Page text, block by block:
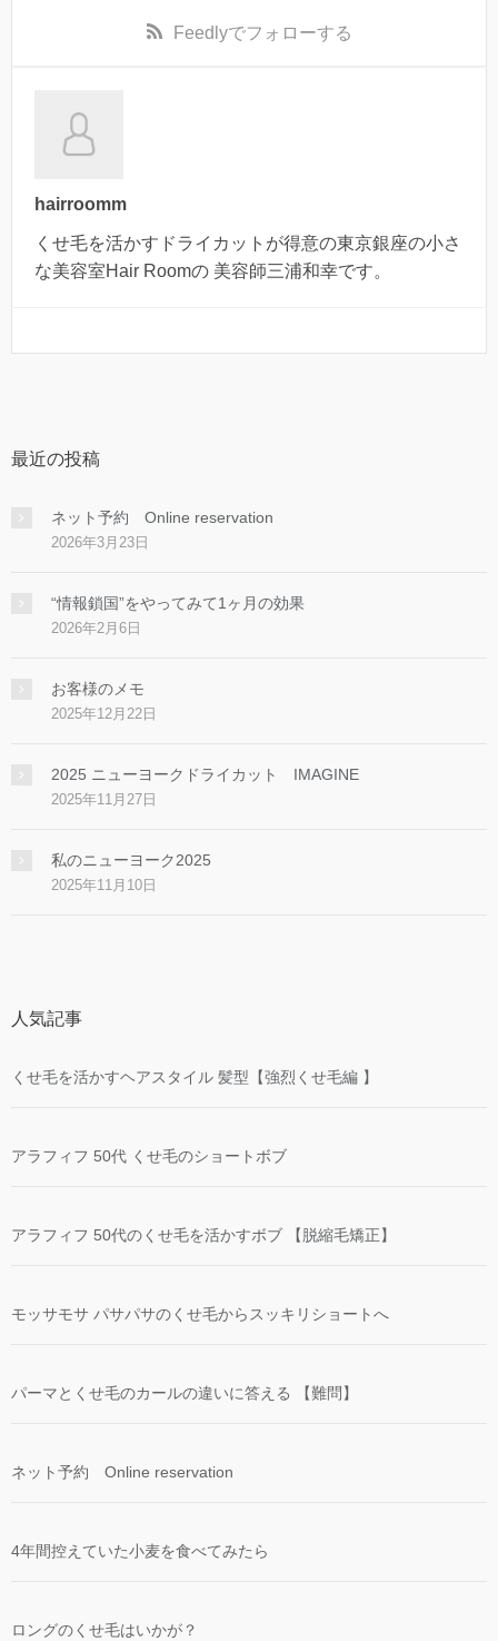
Feedlyでフォローする
hairroomm
くせ毛を活かすドライカットが得意の東京銀座の小さ
な美容室Hair Roomの 美容師三浦和幸です。
最近の投稿
ネット予約 Online reservation
2026年3月23日
“情報鎖国”をやってみて1ヶ月の効果
2026年2月6日
お客様のメモ
2025年12月22日
2025 ニューヨークドライカット IMAGINE
2025年11月27日
私のニューヨーク2025
2025年11月10日
人気記事
くせ毛を活かすヘアスタイル 髪型【強烈くせ毛編 】
アラフィフ 50代 くせ毛のショートボブ
アラフィフ 50代のくせ毛を活かすボブ 【脱縮毛矯正】
モッサモサ パサパサのくせ毛からスッキリショートへ
パーマとくせ毛のカールの違いに答える 【難問】
ネット予約 Online reservation
4年間控えていた小麦を食べてみたら
ロングのくせ毛はいかが？